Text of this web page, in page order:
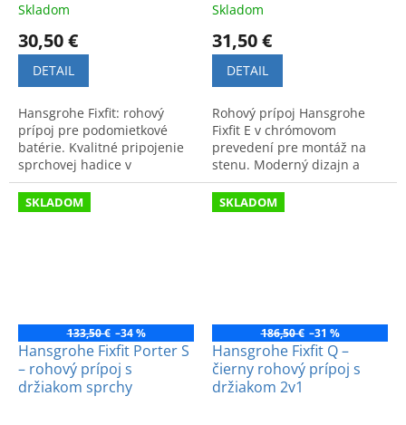
Skladom
30,50 €
DETAIL
Hansgrohe Fixfit: rohový
prípoj pre podomietkové
batérie. Kvalitné pripojenie
sprchovej hadice v
elegantnom dizajne. Kód
produktu: 26457000.
Skladom
31,50 €
DETAIL
Rohový prípoj Hansgrohe
Fixfit E v chrómovom
prevedení pre montáž na
stenu. Moderný dizajn a
vysoká funkčnosť.
SKLADOM
133,50 € –34 %
Hansgrohe Fixfit Porter S
– rohový prípoj s
držiakom sprchy
SKLADOM
186,50 € –31 %
Hansgrohe Fixfit Q –
čierny rohový prípoj s
držiakom 2v1